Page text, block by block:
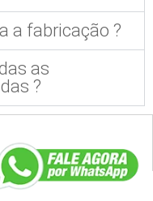
a fabricação ?
as
?